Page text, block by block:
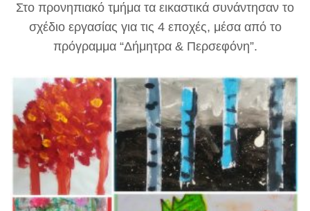
Στο προνηπιακό τμήμα τα εικαστικά συνάντησαν το
σχέδιο εργασίας για τις 4 εποχές, μέσα από το
πρόγραμμα “Δήμητρα & Περσεφόνη”.